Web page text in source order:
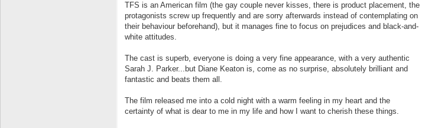
TFS is an American film (the gay couple never kisses, there is product placement, the
protagonists screw up frequently and are sorry afterwards instead of contemplating on
their behaviour beforehand), but it manages fine to focus on prejudices and black-and-
white attitudes.
The cast is superb, everyone is doing a very fine appearance, with a very authentic
Sarah J. Parker...but Diane Keaton is, come as no surprise, absolutely brilliant and
fantastic and beats them all.
The film released me into a cold night with a warm feeling in my heart and the
certainty of what is dear to me in my life and how I want to cherish these things.